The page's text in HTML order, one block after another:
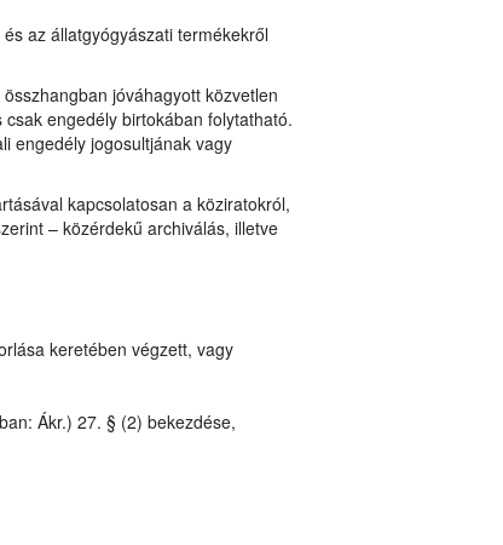
az állatgyógyászati termékekről
jóváhagyott közvetlen
engedély birtokában folytatható.
engedély jogosultjának vagy
kapcsolatosan a köziratokról,
– közérdekű archiválás, illetve
keretében végzett, vagy
Ákr.) 27. § (2) bekezdése,